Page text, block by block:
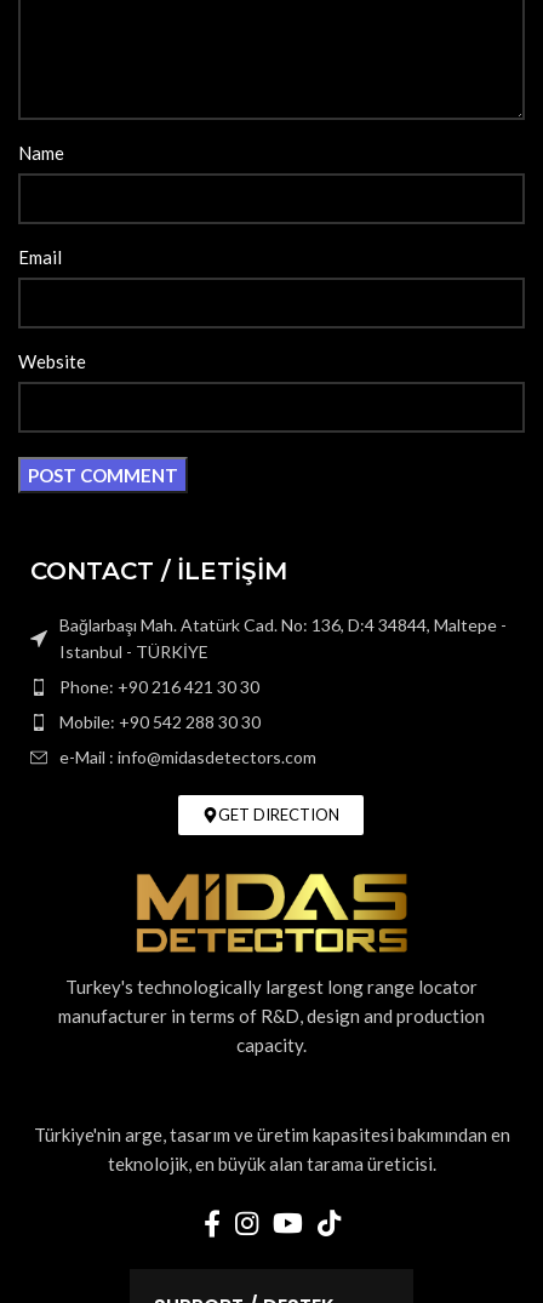
Name
Email
Website
CONTACT / İLETİŞİM
Bağlarbaşı Mah. Atatürk Cad. No: 136, D:4 34844, Maltepe -
Istanbul - TÜRKİYE
Phone: +90 216 421 30 30
Mobile: +90 542 288 30 30
e-Mail : info@midasdetectors.com
GET DIRECTION
Turkey's technologically largest long range locator
manufacturer in terms of R&D, design and production
capacity.
Türkiye'nin arge, tasarım ve üretim kapasitesi bakımından en
teknolojik, en büyük alan tarama üreticisi.